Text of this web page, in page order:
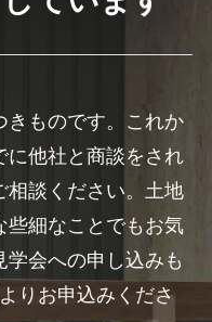
きものです。これか
に他社と商談をされ
相談ください。土地
些細なことでもお気
会への申し込みも
りお申込みくださ